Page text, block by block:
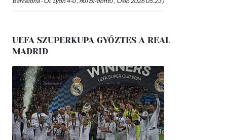
UEFA SZUPERKUPA GYŐZTES A REAL
MADRID